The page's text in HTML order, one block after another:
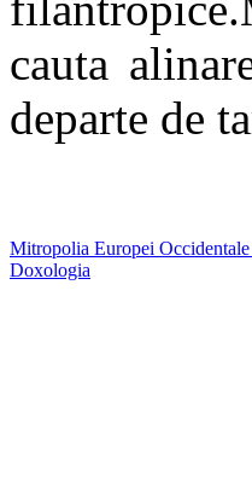
cauta
departe de
Mitropolia Europei
Doxologia